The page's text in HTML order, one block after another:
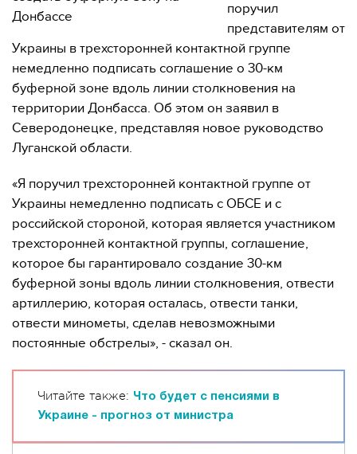
поручил
представителям от
Украины в трехсторонней контактной группе
немедленно подписать соглашение о 30-км
буферной зоне вдоль линии столкновения на
территории Донбасса. Об этом он заявил в
Северодонецке, представляя новое руководство
Луганской области.
«Я поручил трехсторонней контактной группе от
Украины немедленно подписать с ОБСЕ и с
российской стороной, которая является участником
трехсторонней контактной группы, соглашение,
которое бы гарантировало создание 30-км
буферной зоны вдоль линии столкновения, отвести
артиллерию, которая осталась, отвести танки,
отвести минометы, сделав невозможными
постоянные обстрелы», - сказал он.
Читайте также: Что будет с пенсиями в
Украине - прогноз от министра